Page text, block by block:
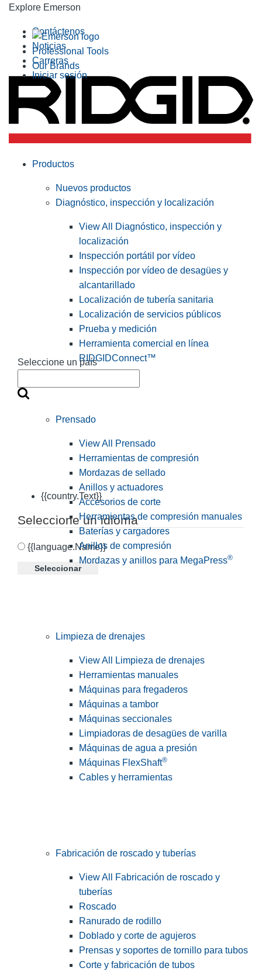
Explore Emerson
Professional Tools
Our Brands
Contáctenos
Noticias
Carreras
Iniciar sesión
Seleccione un país
{{country.Text}}
Seleccione un idioma
{{language.Name}}
Seleccionar
Productos
Nuevos productos
Diagnóstico, inspección y localización
View All Diagnóstico, inspección y
localización
Inspección portátil por vídeo
Inspección por vídeo de desagües y
alcantarillado
Localización de tubería sanitaria
Localización de servicios públicos
Prueba y medición
Herramienta comercial en línea
RIDGIDConnect™
Prensado
View All Prensado
Herramientas de compresión
Mordazas de sellado
Anillos y actuadores
Accesorios de corte
Herramientas de compresión manuales
Baterías y cargadores
Anillos de compresión
Mordazas y anillos para MegaPress®
Limpieza de drenajes
View All Limpieza de drenajes
Herramientas manuales
Máquinas para fregaderos
Máquinas a tambor
Máquinas seccionales
Limpiadoras de desagües de varilla
Máquinas de agua a presión
Máquinas FlexShaft®
Cables y herramientas
Fabricación de roscado y tuberías
View All Fabricación de roscado y
tuberías
Roscado
Ranurado de rodillo
Doblado y corte de agujeros
Prensas y soportes de tornillo para tubos
Corte y fabricación de tubos